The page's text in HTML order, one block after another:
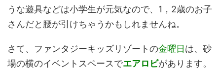
うな遊具などは小学生が元気なので、1，2歳のお子
さんだと腰が引けちゃうかもしれませんね。
さて、ファンタジーキッズリゾートの金曜日は、砂
場の横のイベントスペースでエアロビがあります。